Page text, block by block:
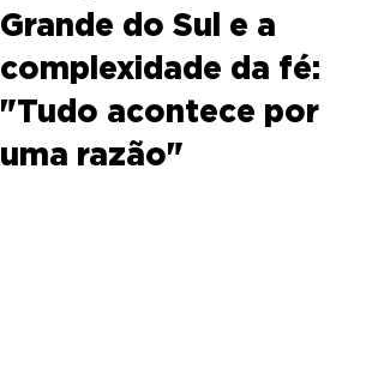
Grande do Sul e a
complexidade da fé:
"Tudo acontece por
uma razão"